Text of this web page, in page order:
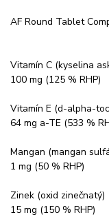
AF Round Tablet
Vitamín C (kyselina
100 mg (125 % RHP)
Vitamín E (d-alpha-
64 mg a-TE (533 %
Mangan (mangan
1 mg (50 % RHP)
Zinek (oxid zinečnatý)
15 mg (150 % RHP)